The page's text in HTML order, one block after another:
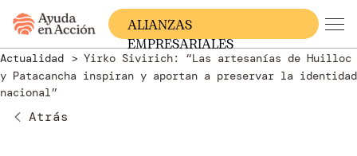
ALIANZAS
EMPRESARIALES
Actualidad
Yirko Sivirich: “Las artesanías de Huilloc
y Patacancha inspiran y aportan a preservar la identidad
nacional”
Atrás